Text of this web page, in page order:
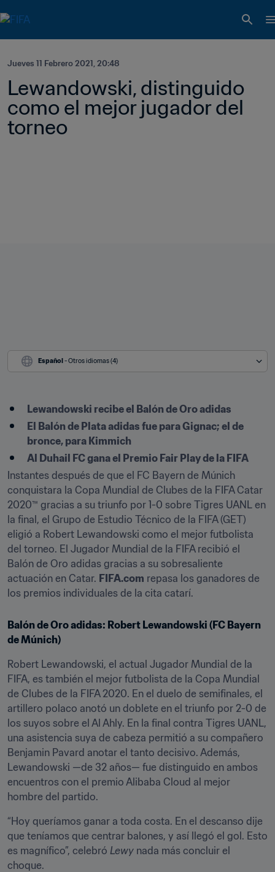
Jueves 11 Febrero 2021, 20:48
Lewandowski, distinguido
como el mejor jugador del
torneo
Español - Otros idiomas (4)
Lewandowski recibe el Balón de Oro adidas
El Balón de Plata adidas fue para Gignac; el de
bronce, para Kimmich
Al Duhail FC gana el Premio Fair Play de la FIFA
Instantes después de que el FC Bayern de Múnich
conquistara la Copa Mundial de Clubes de la FIFA Catar
2020™ gracias a su triunfo por 1-0 sobre Tigres UANL en
la final, el Grupo de Estudio Técnico de la FIFA (GET)
eligió a Robert Lewandowski como el mejor futbolista
del torneo. El Jugador Mundial de la FIFA recibió el
Balón de Oro adidas gracias a su sobresaliente
actuación en Catar. FIFA.com repasa los ganadores de
los premios individuales de la cita catarí.
Balón de Oro adidas: Robert Lewandowski (FC Bayern
de Múnich)
Robert Lewandowski, el actual Jugador Mundial de la
FIFA, es también el mejor futbolista de la Copa Mundial
de Clubes de la FIFA 2020. En el duelo de semifinales, el
artillero polaco anotó un doblete en el triunfo por 2-0 de
los suyos sobre el Al Ahly. En la final contra Tigres UANL,
una asistencia suya de cabeza permitió a su compañero
Benjamin Pavard anotar el tanto decisivo. Además,
Lewandowski —de 32 años— fue distinguido en ambos
encuentros con el premio Alibaba Cloud al mejor
hombre del partido.
“Hoy queríamos ganar a toda costa. En el descanso dije
que teníamos que centrar balones, y así llegó el gol. Esto
es magnífico”, celebró Lewy nada más concluir el
choque.